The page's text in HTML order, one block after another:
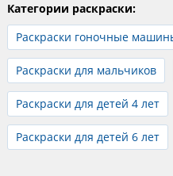
Категории раскраски:
Раскраски гоночные
Раскраски для мальчиков
Раскраски для детей 4 лет
Раскраски для детей 6 лет